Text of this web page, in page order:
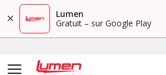
Lumen
Gratuit – sur Google Play